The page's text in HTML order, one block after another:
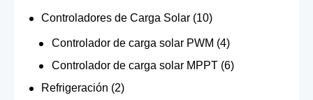
Controladores de Carga Solar (10)
Controlador de carga solar PWM (4)
Controlador de carga solar MPPT (6)
Refrigeración (2)